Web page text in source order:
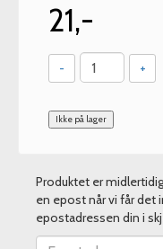
21,-
- +
Ikke på lager
Produktet er
en epost når vi får det
epostadressen din i